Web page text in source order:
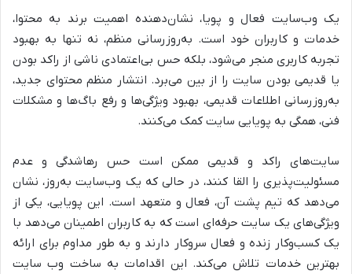
یک وب‌سایت فعال و پویا، نشان‌دهنده اهمیت برند به محتوا،
خدمات و کاربران خود است. به‌روزرسانی منظم، نه تنها به بهبود
تجربه کاربری منجر می‌شود، بلکه حس بی‌اعتمادی ناشی از راکد بودن
یا قدیمی بودن سایت را از بین می‌برد. انتشار منظم محتوای جدید،
به‌روزرسانی اطلاعات قدیمی، بهبود ویژگی‌ها و رفع باگ‌ها و مشکلات
فنی، همگی به پویایی سایت کمک می‌کنند.
سایت‌های راکد و قدیمی ممکن است حس رهاشدگی و عدم
مسئولیت‌پذیری را القا کنند، در حالی که یک وب‌سایت به‌روز، نشان
می‌دهد که تیم پشت آن، فعال و متعهد است. این پویایی، یکی از
ویژگی‌های یک سایت حرفه‌ای است که به کاربران اطمینان می‌دهد با
یک کسب‌وکار زنده و فعال سروکار دارند و به طور مداوم برای ارائه
بهترین خدمات تلاش می‌کند. این اقدامات به ساخت وب سایت